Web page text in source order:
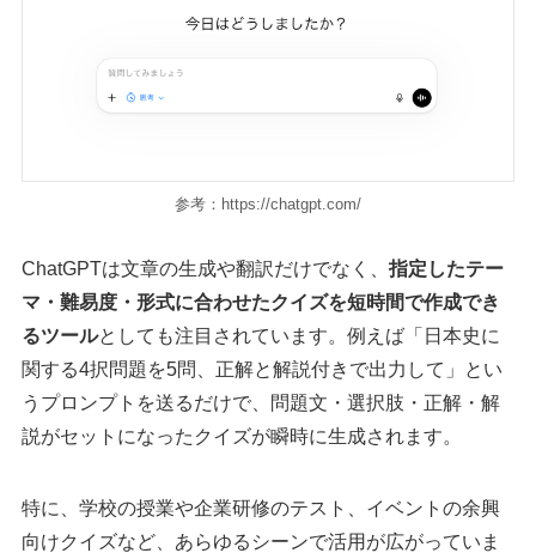
参考：https://chatgpt.com/
ChatGPTは文章の生成や翻訳だけでなく、 指定したテー
マ・難易度・形式に合わせたクイズを短時間で作成でき
るツールとしても注目されています。例えば「日本史に
関する4択問題を5問、正解と解説付きで出力して」とい
うプロンプトを送るだけで、問題文・選択肢・正解・解
説がセットになったクイズが瞬時に生成されます。
特に、学校の授業や企業研修のテスト、イベントの余興
向けクイズなど、あらゆるシーンで活用が広がっていま